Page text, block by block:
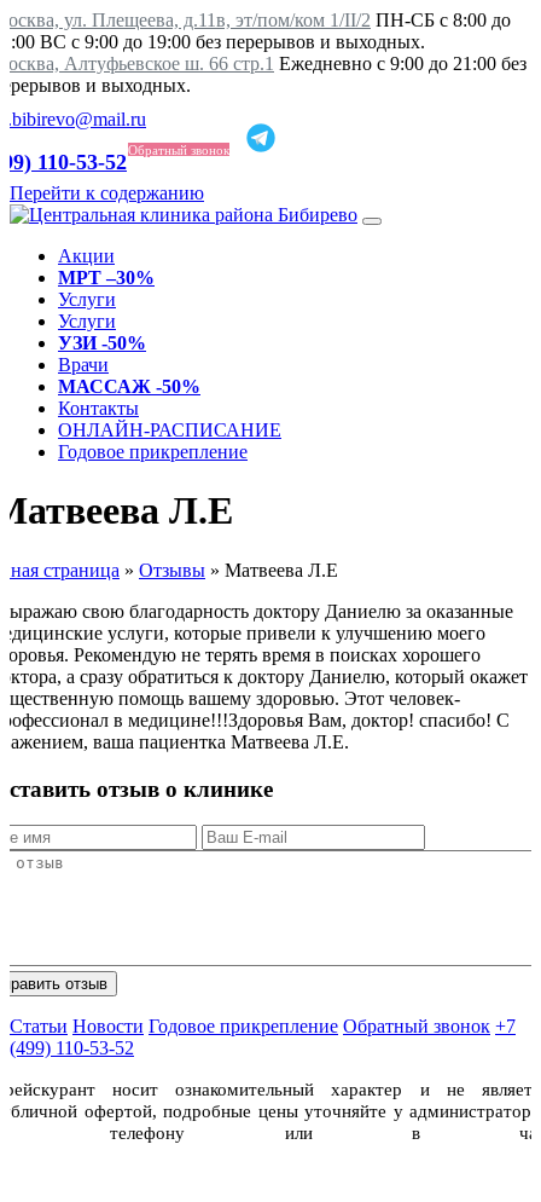
ул. Плещеева, д.11в, эт/пом/ком 1/II/2 ПН-СБ с 8:00 до
ВС с 9:00 до 19:00 без перерывов и выходных.
Алтуфьевское ш. 66 стр.1 Ежедневно с 9:00 до 21:00 без
и выходных.
110-53-52
Обратный звонок
Перейти к содержанию
Акции
МРТ –30%
Услуги
Услуги
УЗИ -50%
Врачи
МАССАЖ -50%
Контакты
ОНЛАЙН-РАСПИСАНИЕ
Годовое прикрепление
Л.Е
страница » Отзывы » Матвеева Л.Е
свою благодарность доктору Даниелю за оказанные
услуги, которые привели к улучшению моего
Рекомендую не терять время в поисках хорошего
а сразу обратиться к доктору Даниелю, который окажет
помощь вашему здоровью. Этот человек-
в медицине!!!Здоровья Вам, доктор! спасибо! С
ваша пациентка Матвеева Л.Е.
отзыв о клинике
Статьи Новости Годовое прикрепление Обратный звонок +7
(499) 110-53-52
носит ознакомительный характер и не
офертой, подробные цены уточняйте у
телефону или в